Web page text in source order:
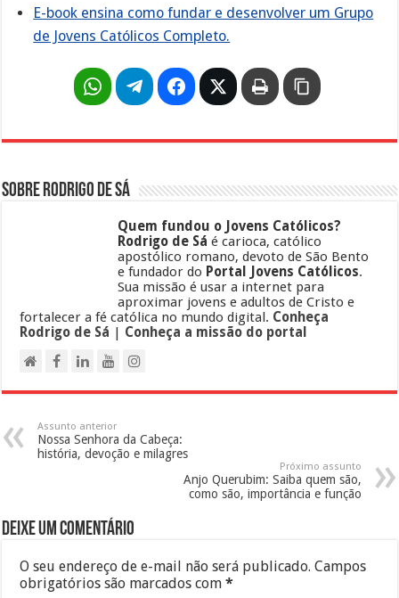
E-book ensina como fundar e desenvolver um Grupo
de Jovens Católicos Completo.
Sobre Rodrigo de Sá
Quem fundou o Jovens Católicos?
Rodrigo de Sá é carioca, católico
apostólico romano, devoto de São Bento
e fundador do Portal Jovens Católicos.
Sua missão é usar a internet para
aproximar jovens e adultos de Cristo e
fortalecer a fé católica no mundo digital. Conheça
Rodrigo de Sá | Conheça a missão do portal
Assunto anterior
Nossa Senhora da Cabeça:
história, devoção e milagres
Próximo assunto
Anjo Querubim: Saiba quem são,
como são, importância e função
Deixe um comentário
O seu endereço de e-mail não será publicado. Campos
obrigatórios são marcados com*